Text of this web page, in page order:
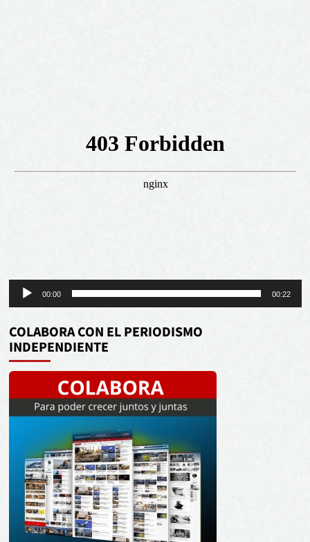
Reproductor
de
audio
00:00 00:22
COLABORA CON EL PERIODISMO
INDEPENDIENTE